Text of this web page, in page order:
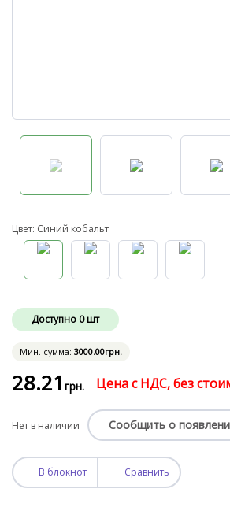
Цвет: Синий кобальт
Доступно 0 шт
Мин. сумма: 3000.00грн.
28.21 грн. Цена с НДС, без
Нет в наличии Сообщить о
В блокнот Сравнить